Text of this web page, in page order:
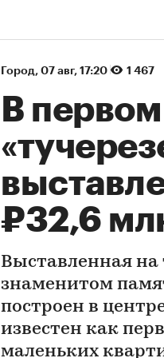
Город⁠, 07 авг, 17:20 1 467
В
₽32,6
Выставленная на
знаменитом
построен в
известен как
маленьких